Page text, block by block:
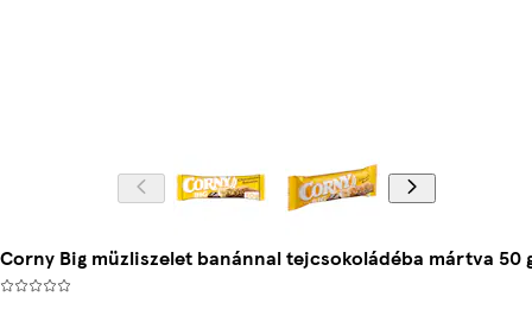
Corny Big müzliszelet banánnal tejcsokoládéba mártva 50